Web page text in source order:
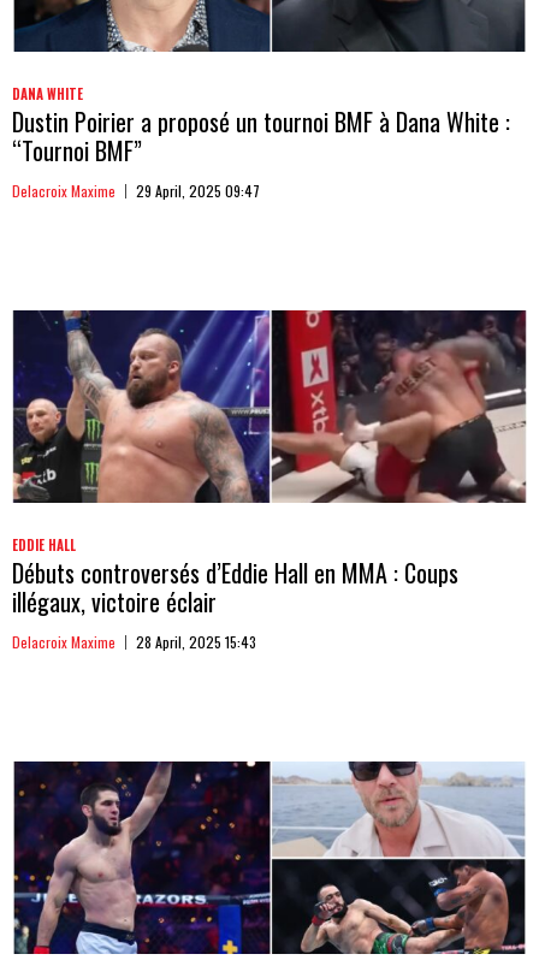
DANA WHITE
Dustin Poirier a proposé un tournoi BMF à Dana White :
“Tournoi BMF”
Delacroix Maxime 29 April, 2025 09:47
EDDIE HALL
Débuts controversés d’Eddie Hall en MMA : Coups
illégaux, victoire éclair
Delacroix Maxime 28 April, 2025 15:43